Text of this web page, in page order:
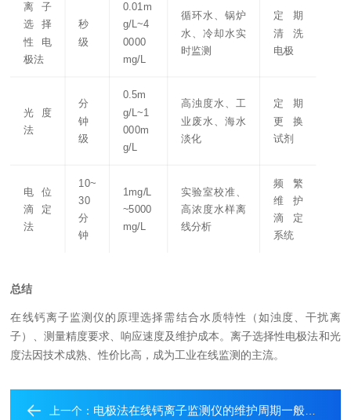
离子
选择
性电
极法
秒
级
0.01m
g/L~4
0000
mg/L
循环水、锅炉
水、冷却水实
时监测
定期
清洗
电极
光度
法
分
钟
级
0.5m
g/L~1
000m
g/L
高浊度水、工
业废水、海水
淡化
定期
更换
试剂
电位
滴定
法
10~
30
分
钟
1mg/L
~5000
mg/L
实验室校准、
高浓度水样离
线分析
频繁
维护
滴定
系统
总结
在线钙离子监测仪的原理选择需结合水质特性（如浊度、干扰离
子）、测量精度要求、响应速度及维护成本。离子选择性电极法和光
度法因技术成熟、性价比高，成为工业在线监测的主流。
上一个： 电极法在线钙离子监测仪的维护周期一般是多久